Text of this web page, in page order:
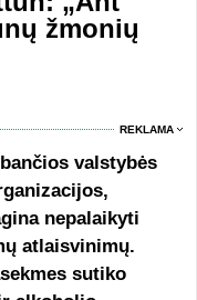
žmonių
REKLAMA
valstybės
nepalaikyti
atlaisvinimų.
sutiko